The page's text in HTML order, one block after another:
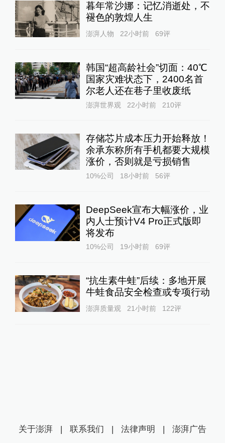
暮年常沙娜：记忆消逝处，不
褪色的敦煌人生
澎湃人物 22小时前 69评
韩国“超高龄社会”切面：40℃
国家灾难状态下，2400名首
尔老人还在巷子里收废纸
澎湃世界观 22小时前 210评
存储芯片成本压力开始释放！
余承东称所有手机都要大规模
涨价，否则就是亏损销售
10%公司 18小时前 56评
DeepSeek宣布大幅涨价，业
内人士预计V4 Pro正式版即
将发布
10%公司 19小时前 69评
“抗生素牛蛙”后续：多地开展
牛蛙食品安全检查或专项行动
澎湃质量观 21小时前 122评
关于澎湃 | 联系我们 | 法律声明 | 澎湃广告